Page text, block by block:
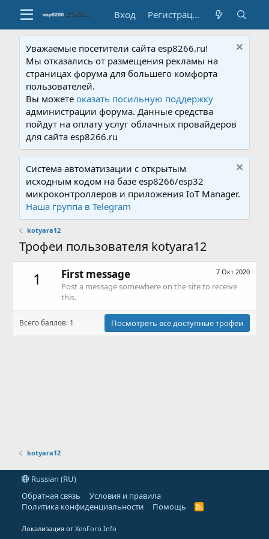
Вход Регистрация
Уважаемые посетители сайта esp8266.ru!
Мы отказались от размещения рекламы на
страницах форума для большего комфорта
пользователей.
Вы можетеоказать посильную поддержку
администрации форума. Данные средства
пойдут на оплату услуг облачных провайдеров
для сайта esp8266.ru
Система автоматизации с открытым
исходным кодом на базе esp8266/esp32
микроконтроллеров и приложения IoT Manager.
Наша группа в Telegram
kotyara12
Трофеи пользователя kotyara12
1 7 Окт 2020
First message
Post a message somewhere on the site to receive
this.
Всего баллов: 1 Посмотреть все доступные трофеи
kotyara12
Russian (RU)
Обратная связь
Условия и правила
Политика конфиденциальности
Помощь
R
Локализация отXenForo.Info